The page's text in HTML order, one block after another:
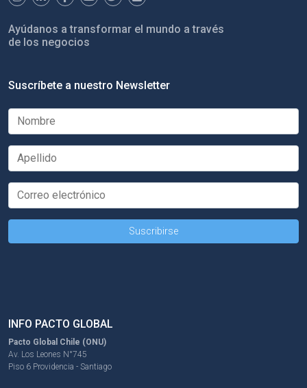
Ayúdanos a transformar el mundo a través
de los negocios
Suscríbete a nuestro Newsletter
INFO PACTO GLOBAL
Pacto Global Chile (ONU)
Av. Los Leones N°745
Piso 6 Providencia - Santiago